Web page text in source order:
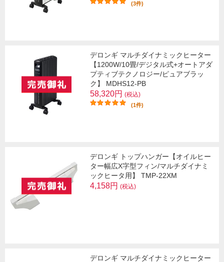
(3件)
デロンギ マルチダイナミックヒーター
【1200W/10畳/デジタル式+オートアダ
プティブテクノロジー/ピュアブラッ
ク】 MDHS12-PB
58,320円 (税込)
(1件)
デロンギ トップハンガー【オイルヒー
ター幅広X字型フィン/マルチダイナミ
ックヒータ用】 TMP-22XM
4,158円 (税込)
デロンギ マルチダイナミックヒーター